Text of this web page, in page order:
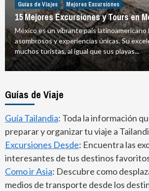
Guías de Viajes Mejores Excursiones
15 Mejores Excursiones y Tours en
México es un vibrante país latinoamericano
asombrosos y experiencias únicas. Su
muchos turistas, al igual que sus playas...
Guías de Viaje
Guía Tailandia: Toda la información
preparar y organizar tu viaje a
Excursiones Desde: Encuentra las
interesantes de tus destinos
Como ir Asia: Descubre como
medios de transporte desde los